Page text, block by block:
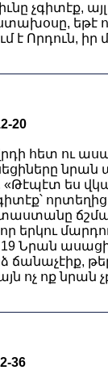
չգիտէք,
եթէ
է Որդուն,
20
հետ ու
ես
երկու
Նրան
ոչ ոք նրան
36